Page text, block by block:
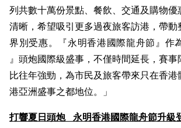
列共數十萬份景點、餐飲、交通及購物優
清晰，希望吸引更多過夜旅客訪港，帶動
界別受惠。『永明香港國際龍舟節』作
』頭炮國際級盛事，不僅時間延長，賽
比往年強勁，為市民及旅客帶來只在香
港亞洲盛事之都地位。」
打響夏日頭炮 永明香港國際龍舟節升級